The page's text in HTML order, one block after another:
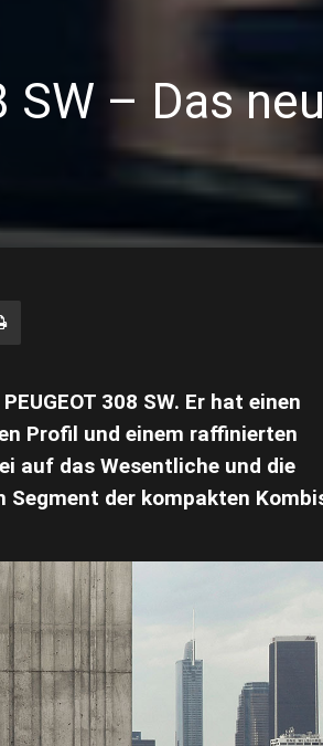
– Das
308 SW. Er hat einen
Profil und einem raffinierten
auf das Wesentliche und die
Segment der kompakten